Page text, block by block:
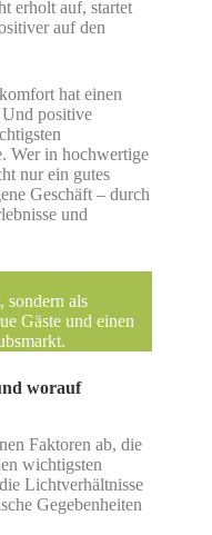
erholt auf, startet
auf den
hat einen
positive
Wer in hochwertige
nur ein gutes
Geschäft – durch
und
sondern als
Gäste und einen
worauf
Faktoren ab, die
wichtigsten
Lichtverhältnisse
Gegebenheiten